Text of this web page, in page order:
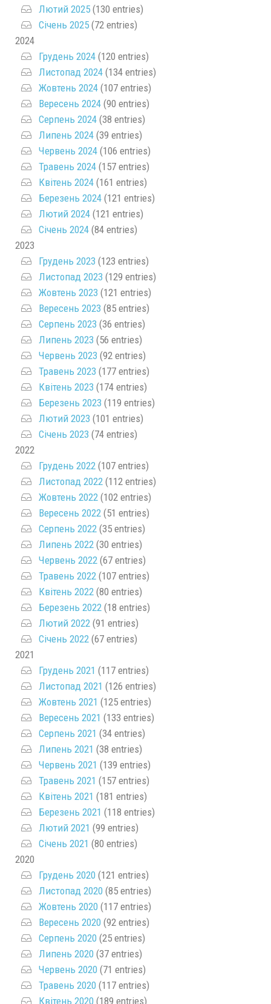
Лютий 2025 (130 entries)
Січень 2025 (72 entries)
2024
Грудень 2024 (120 entries)
Листопад 2024 (134 entries)
Жовтень 2024 (107 entries)
Вересень 2024 (90 entries)
Серпень 2024 (38 entries)
Липень 2024 (39 entries)
Червень 2024 (106 entries)
Травень 2024 (157 entries)
Квітень 2024 (161 entries)
Березень 2024 (121 entries)
Лютий 2024 (121 entries)
Січень 2024 (84 entries)
2023
Грудень 2023 (123 entries)
Листопад 2023 (129 entries)
Жовтень 2023 (121 entries)
Вересень 2023 (85 entries)
Серпень 2023 (36 entries)
Липень 2023 (56 entries)
Червень 2023 (92 entries)
Травень 2023 (177 entries)
Квітень 2023 (174 entries)
Березень 2023 (119 entries)
Лютий 2023 (101 entries)
Січень 2023 (74 entries)
2022
Грудень 2022 (107 entries)
Листопад 2022 (112 entries)
Жовтень 2022 (102 entries)
Вересень 2022 (51 entries)
Серпень 2022 (35 entries)
Липень 2022 (30 entries)
Червень 2022 (67 entries)
Травень 2022 (107 entries)
Квітень 2022 (80 entries)
Березень 2022 (18 entries)
Лютий 2022 (91 entries)
Січень 2022 (67 entries)
2021
Грудень 2021 (117 entries)
Листопад 2021 (126 entries)
Жовтень 2021 (125 entries)
Вересень 2021 (133 entries)
Серпень 2021 (34 entries)
Липень 2021 (38 entries)
Червень 2021 (139 entries)
Травень 2021 (157 entries)
Квітень 2021 (181 entries)
Березень 2021 (118 entries)
Лютий 2021 (99 entries)
Січень 2021 (80 entries)
2020
Грудень 2020 (121 entries)
Листопад 2020 (85 entries)
Жовтень 2020 (117 entries)
Вересень 2020 (92 entries)
Серпень 2020 (25 entries)
Липень 2020 (37 entries)
Червень 2020 (71 entries)
Травень 2020 (117 entries)
Квітень 2020 (189 entries)